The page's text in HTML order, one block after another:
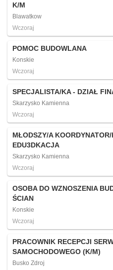
K/M
Blawatkow
Wczoraj
POMOC BUDOWLANA
Konskie
Wczoraj
SPECJALISTA/KA - DZIAŁ
Skarzysko Kamienna
Wczoraj
MŁODSZY/A
EDU3DKACJA
Skarzysko Kamienna
Wczoraj
OSOBA DO WZNOSZENIA
ŚCIAN
Konskie
Wczoraj
PRACOWNIK RECEPCJI
SAMOCHODOWEGO (K/M)
Busko Zdroj